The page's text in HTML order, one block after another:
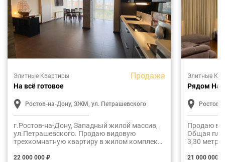
Элитные Квартиры Продажа
На всё готовое
Ростов-на-Дону, ЗЖМ, ул. Петрашевского
г.Ростов-на-Дону, Западный жилой массив,
ул.Петрашевского. Продаю видовую
трехкомнатную квартиру в жилом комплексе
м2.Планировка: кухня-столовая, гостиная,
22 000 000 ₽
Элитные
Рядом
Ростов-
Продаю
Общая
3,30
лоджия.
21 000 000 ₽